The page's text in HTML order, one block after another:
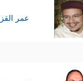
عمر